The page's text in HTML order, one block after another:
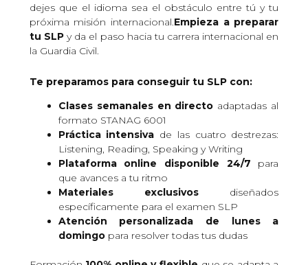
dejes que el idioma sea el obstáculo entre tú y tu
próxima misión internacional. Empieza a preparar
tu SLPy da el paso hacia tu carrera internacional en
la Guardia Civil.
Te preparamos para conseguir tu SLP con:
Clases semanales en directo adaptadas al
formato STANAG 6001
Práctica intensiva de las cuatro destrezas:
Listening, Reading, Speaking y Writing
Plataforma online disponible 24/7 para
que avances a tu ritmo
Materiales exclusivos diseñados
específicamente para el examen SLP
Atención personalizada de lunes a
domingopara resolver todas tus dudas